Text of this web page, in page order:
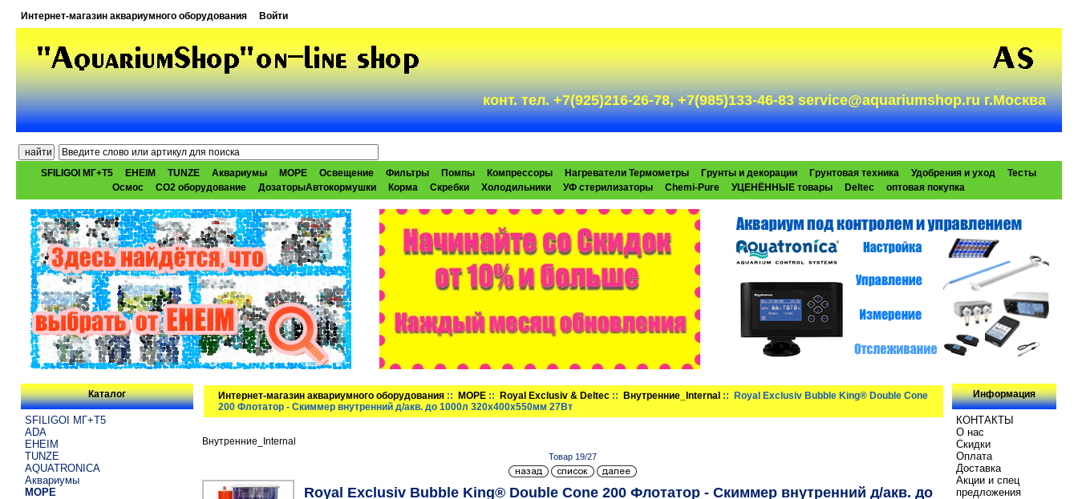
Интернет-магазин аквариумного оборудования Войти
конт. тел. +7(925)216-26-78, +7(985)133-46-83 service@aquariumshop.ru г.Москва
SFILIGOI МГ+Т5 EHEIM TUNZE Аквариумы МОРЕ Освещение Фильтры Помпы Компрессоры Нагреватели Термометры Грунты и декорации Грунтовая техника Удобрения и уход
Тесты
Осмос
CO2 оборудование ДозаторыАвтокормушки Корма Скребки Холодильники УФ стерилизаторы Chemi-Pure УЦЕНЁННЫЕ товары Deltec оптовая покупка
Каталог
SFILIGOI МГ+Т5
ADA
EHEIM
TUNZE
AQUATRONICA
Аквариумы
МОРЕ
Интернет-магазин аквариумного оборудования :: МОРЕ :: Royal Exclusiv & Deltec :: Внутренние_Internal :: Royal Exclusiv Bubble King® Double Cone
200 Флотатор - Скиммер внутренний д/акв. до 1000л 320x400x550мм 27Вт
Внутренние_Internal
Товар 19/27
Royal Exclusiv Bubble King® Double Cone 200 Флотатор - Скиммер внутренний д/акв. до
Информация
КОНТАКТЫ
О нас
Скидки
Oплатa
Доставка
Акции и спец
предложения